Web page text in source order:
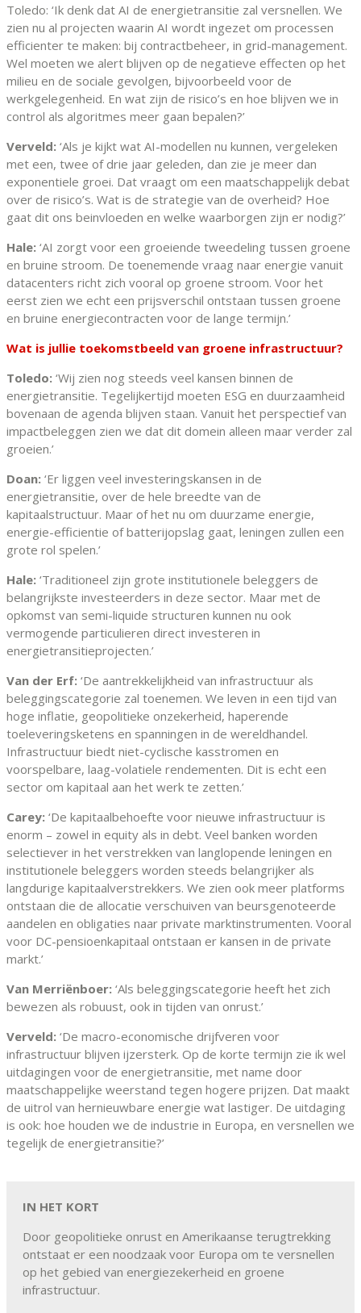
Toledo: ‘Ik denk dat AI de energietransitie zal versnellen. We
zien nu al projecten waarin AI wordt ingezet om processen
efficienter te maken: bij contractbeheer, in grid-management.
Wel moeten we alert blijven op de negatieve effecten op het
milieu en de sociale gevolgen, bijvoorbeeld voor de
werkgelegenheid. En wat zijn de risico’s en hoe blijven we in
control als algoritmes meer gaan bepalen?’
Verveld: ‘Als je kijkt wat AI-modellen nu kunnen, vergeleken
met een, twee of drie jaar geleden, dan zie je meer dan
exponentiele groei. Dat vraagt om een maatschappelijk debat
over de risico’s. Wat is de strategie van de overheid? Hoe
gaat dit ons beinvloeden en welke waarborgen zijn er nodig?’
Hale: ‘AI zorgt voor een groeiende tweedeling tussen groene
en bruine stroom. De toenemende vraag naar energie vanuit
datacenters richt zich vooral op groene stroom. Voor het
eerst zien we echt een prijsverschil ontstaan tussen groene
en bruine energiecontracten voor de lange termijn.’
Wat is jullie toekomstbeeld van groene infrastructuur?
Toledo: ‘Wij zien nog steeds veel kansen binnen de
energietransitie. Tegelijkertijd moeten ESG en duurzaamheid
bovenaan de agenda blijven staan. Vanuit het perspectief van
impactbeleggen zien we dat dit domein alleen maar verder zal
groeien.’
Doan: ‘Er liggen veel investeringskansen in de
energietransitie, over de hele breedte van de
kapitaalstructuur. Maar of het nu om duurzame energie,
energie-efficientie of batterijopslag gaat, leningen zullen een
grote rol spelen.’
Hale: ‘Traditioneel zijn grote institutionele beleggers de
belangrijkste investeerders in deze sector. Maar met de
opkomst van semi-liquide structuren kunnen nu ook
vermogende particulieren direct investeren in
energietransitieprojecten.’
Van der Erf: ‘De aantrekkelijkheid van infrastructuur als
beleggingscategorie zal toenemen. We leven in een tijd van
hoge inflatie, geopolitieke onzekerheid, haperende
toeleveringsketens en spanningen in de wereldhandel.
Infrastructuur biedt niet-cyclische kasstromen en
voorspelbare, laag-volatiele rendementen. Dit is echt een
sector om kapitaal aan het werk te zetten.’
Carey: ‘De kapitaalbehoefte voor nieuwe infrastructuur is
enorm – zowel in equity als in debt. Veel banken worden
selectiever in het verstrekken van langlopende leningen en
institutionele beleggers worden steeds belangrijker als
langdurige kapitaalverstrekkers. We zien ook meer platforms
ontstaan die de allocatie verschuiven van beursgenoteerde
aandelen en obligaties naar private marktinstrumenten. Vooral
voor DC-pensioenkapitaal ontstaan er kansen in de private
markt.’
Van Merriënboer: ‘Als beleggingscategorie heeft het zich
bewezen als robuust, ook in tijden van onrust.’
Verveld: ‘De macro-economische drijfveren voor
infrastructuur blijven ijzersterk. Op de korte termijn zie ik wel
uitdagingen voor de energietransitie, met name door
maatschappelijke weerstand tegen hogere prijzen. Dat maakt
de uitrol van hernieuwbare energie wat lastiger. De uitdaging
is ook: hoe houden we de industrie in Europa, en versnellen we
tegelijk de energietransitie?’
IN HET KORT
Door geopolitieke onrust en Amerikaanse terugtrekking
ontstaat er een noodzaak voor Europa om te versnellen
op het gebied van energiezekerheid en groene
infrastructuur.